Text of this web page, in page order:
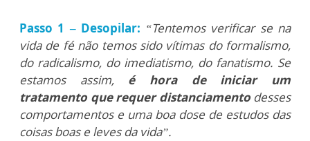
Passo 1 – Desopilar: “Tentemos verificar se na
vida de fé não temos sido vítimas do formalismo,
do radicalismo, do imediatismo, do fanatismo. Se
estamos assim, é hora de iniciar um
tratamento que requer distanciamento desses
comportamentos e uma boa dose de estudos das
coisas boas e leves da vida”.